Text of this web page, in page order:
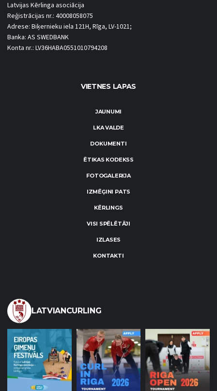
Latvijas Kērlinga asociācija
Reģistrācijas nr.: 40008058075
Adrese: Biķernieku iela 121H, Rīga, LV-1021;
Banka: AS SWEDBANK
Konta nr.: LV36HABA0551010794208
VIETNES LAPAS
JAUNUMI
LKA VALDE
DOKUMENTI
ĒTIKAS KODEKSS
FOTOGALERIJA
IZMĒĢINI PATS
KĒRLINGS
VISI SPĒLĒTĀJI
IZLASES
KONTAKTI
LATVIANCURLING